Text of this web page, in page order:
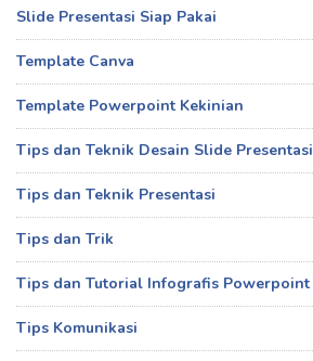
Slide Presentasi Siap Pakai
Template Canva
Template Powerpoint Kekinian
Tips dan Teknik Desain Slide Presentasi
Tips dan Teknik Presentasi
Tips dan Trik
Tips dan Tutorial Infografis Powerpoint
Tips Komunikasi